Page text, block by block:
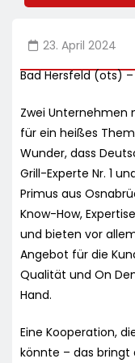
23. April 2024
Bad Hersfeld (ots) –
Zwei Unternehmen
für ein heißes
Wunder, dass
Grill-Experte Nr. 1
Primus aus
Know-How,
und bieten vor
Angebot für die
Qualität und On
Hand.
Eine Kooperation,
könnte – das